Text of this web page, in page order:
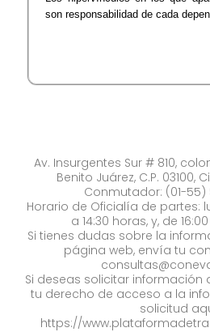
son responsabilidad de cada
Av. Insurgentes Sur # 810,
Benito Juárez, C.P. 03100,
Conmutador: (01-55)
Horario de Oficialía de partes:
a 14:30 horas, y, de
Si tienes dudas sobre la
página web, envía tu
Si deseas solicitar información
tu derecho de acceso a la
solicitud
https://